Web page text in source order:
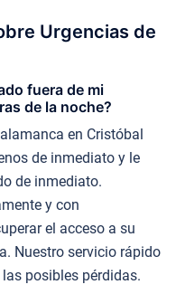
Urgencias de
fuera de mi
de la noche?
en Cristóbal
de inmediato y le
de inmediato.
y con
el acceso a su
Nuestro servicio rápido
posibles pérdidas.